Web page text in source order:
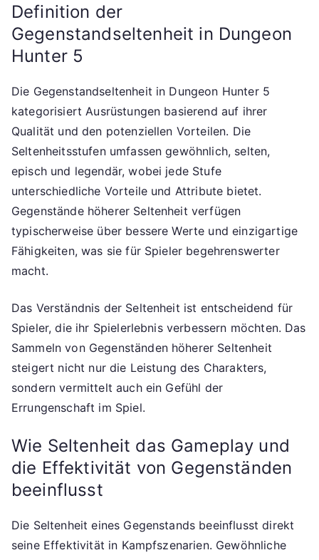
Definition der
Gegenstandseltenheit in Dungeon
Hunter 5
Die Gegenstandseltenheit in Dungeon Hunter 5
kategorisiert Ausrüstungen basierend auf ihrer
Qualität und den potenziellen Vorteilen. Die
Seltenheitsstufen umfassen gewöhnlich, selten,
episch und legendär, wobei jede Stufe
unterschiedliche Vorteile und Attribute bietet.
Gegenstände höherer Seltenheit verfügen
typischerweise über bessere Werte und einzigartige
Fähigkeiten, was sie für Spieler begehrenswerter
macht.
Das Verständnis der Seltenheit ist entscheidend für
Spieler, die ihr Spielerlebnis verbessern möchten. Das
Sammeln von Gegenständen höherer Seltenheit
steigert nicht nur die Leistung des Charakters,
sondern vermittelt auch ein Gefühl der
Errungenschaft im Spiel.
Wie Seltenheit das Gameplay und
die Effektivität von Gegenständen
beeinflusst
Die Seltenheit eines Gegenstands beeinflusst direkt
seine Effektivität in Kampfszenarien. Gewöhnliche